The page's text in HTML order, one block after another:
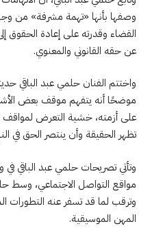
وصفها بأنها «تهمة مشرفة» من
القضاء وقدرته على إعادة الحقوق
عن حقه القانوني والمعنوي.
واختتم الفنان حلمي عبد الباقي
موضحًا أنه يتفهم موقف بعض
على أزمته، خشية التعرض لمواقف
تظهر الحقيقة وأن ينتصر الحق في
وتأتي تصريحات حلمي عبد الباقي في
مواقع التواصل الاجتماعي، وسط
وترقب لما قد تسفر عنه التطورات
المهن الموسيقية.